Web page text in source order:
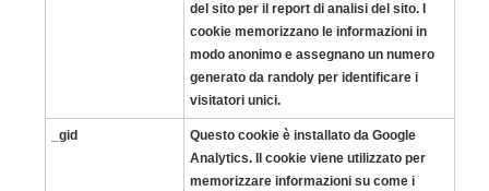
del sito per il report di analisi del sito. I
cookie memorizzano le informazioni in
modo anonimo e assegnano un numero
generato da randoly per identificare i
visitatori unici.
_gid
Questo cookie è installato da Google
Analytics. Il cookie viene utilizzato per
memorizzare informazioni su come i